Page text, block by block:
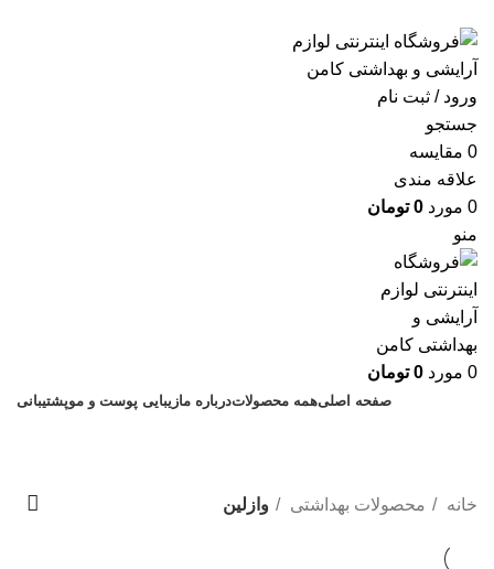
ورود / ثبت نام
جستجو
0 مقايسه
علاقه مندی
0 مورد 0 تومان
منو
0 مورد 0 تومان
صفحه اصلیهمه محصولاتدرباره مازیبایی پوست و موپشتیبانی
دسته بندی ها
خانه محصولات بهداشتی وازلین